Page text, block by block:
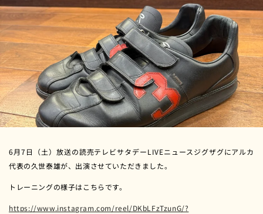
6月7日（土）放送の読売テレビサタデーLIVEニュースジグザグにアルカ
代表の久世泰雄が、出演させていただきました。
トレーニングの様子はこちらです。
https://www.instagram.com/reel/DKbLFzTzunG/?